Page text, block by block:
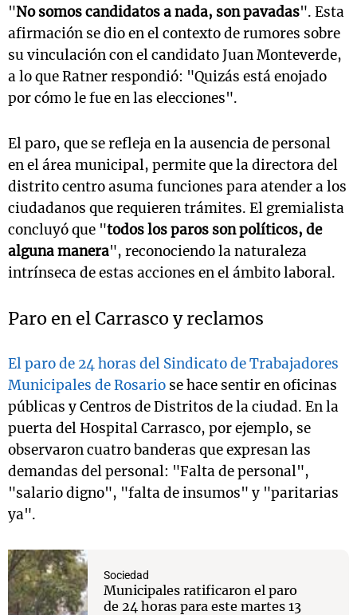
"No somos candidatos a nada, son pavadas". Esta
afirmación se dio en el contexto de rumores sobre
su vinculación con el candidato Juan Monteverde,
a lo que Ratner respondió: "Quizás está enojado
por cómo le fue en las elecciones".
El paro, que se refleja en la ausencia de personal
en el área municipal, permite que la directora del
distrito centro asuma funciones para atender a los
ciudadanos que requieren trámites. El gremialista
concluyó que "todos los paros son políticos, de
alguna manera", reconociendo la naturaleza
intrínseca de estas acciones en el ámbito laboral.
Paro en el Carrasco y reclamos
El paro de 24 horas del Sindicato de Trabajadores
Municipales de Rosario se hace sentir en oficinas
públicas y Centros de Distritos de la ciudad. En la
puerta del Hospital Carrasco, por ejemplo, se
observaron cuatro banderas que expresan las
demandas del personal: "Falta de personal",
"salario digno", "falta de insumos" y "paritarias
ya".
Sociedad
Municipales ratificaron el paro
de 24 horas para este martes 13